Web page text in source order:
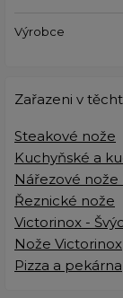
Výrobce
Zařazeni v
Steakové nože
Kuchyňské a
Nářezové nože
Řeznické nože
Victorinox -
Nože Victorinox
Pizza a pekárna